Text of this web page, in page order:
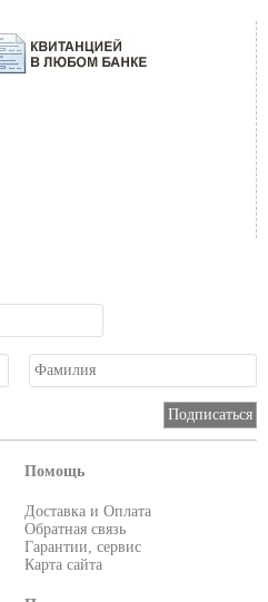
Помощь
Доставка и Оплата
Обратная связь
Гарантии, сервис
Карта сайта